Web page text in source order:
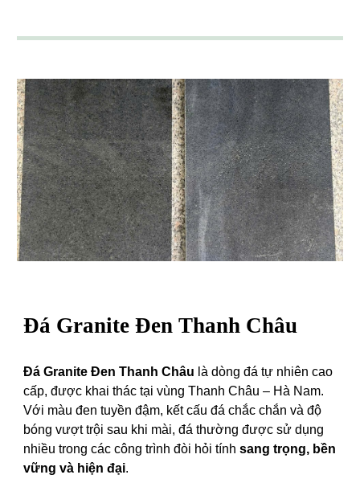
Đá GraniteĐen Thanh Châu
Đá Granite Đen Thanh Châu là dòng đá tự nhiên cao
cấp, được khai thác tại vùng Thanh Châu – Hà Nam.
Với màu đen tuyền đậm, kết cấu đá chắc chắn và độ
bóng vượt trội sau khi mài, đá thường được sử dụng
nhiều trong các công trình đòi hỏi tínhsang trọng, bền
vững và hiện đại.